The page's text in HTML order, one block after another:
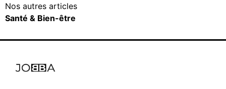
Nos autres articles
Santé & Bien-être